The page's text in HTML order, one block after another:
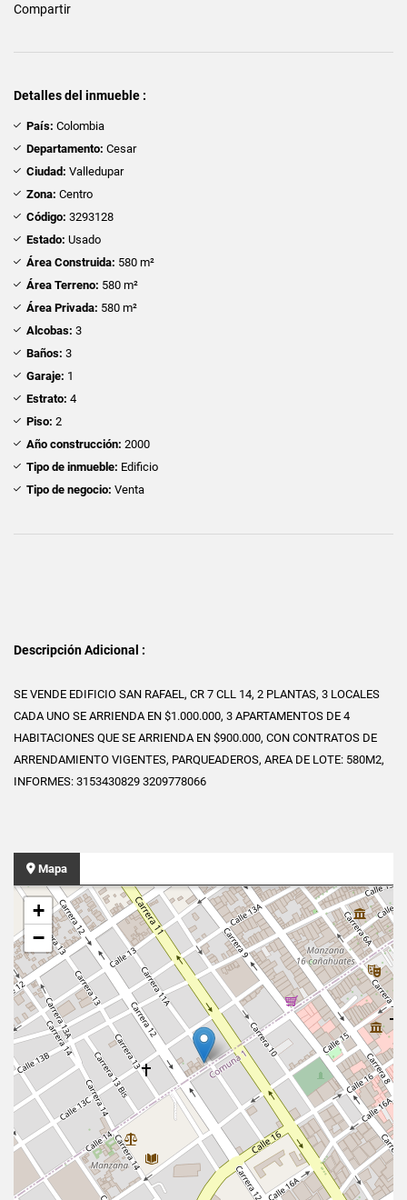
Compartir
Detalles del inmueble :
País: Colombia
Departamento: Cesar
Ciudad: Valledupar
Zona: Centro
Código: 3293128
Estado: Usado
Área Construida: 580 m²
Área Terreno: 580 m²
Área Privada: 580 m²
Alcobas: 3
Baños: 3
Garaje: 1
Estrato: 4
Piso: 2
Año construcción: 2000
Tipo de inmueble: Edificio
Tipo de negocio: Venta
Descripción Adicional :
SE VENDE EDIFICIO SAN RAFAEL, CR 7 CLL 14, 2 PLANTAS, 3 LOCALES
CADA UNO SE ARRIENDA EN $1.000.000, 3 APARTAMENTOS DE 4
HABITACIONES QUE SE ARRIENDA EN $900.000, CON CONTRATOS DE
ARRENDAMIENTO VIGENTES, PARQUEADEROS, AREA DE LOTE: 580M2,
INFORMES: 3153430829 3209778066
Mapa
+
−